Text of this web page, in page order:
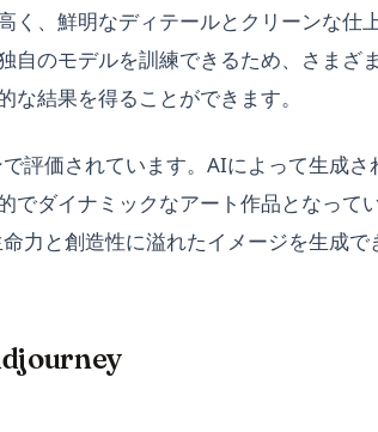
く、鮮明なディテールとクリーンな仕
自のモデルを訓練できるため、さまざ
結果を得ることができます。
評価されています。AIによって生成さ
ダイナミックなアート作品となってい
力と創造性に溢れたイメージを生成で